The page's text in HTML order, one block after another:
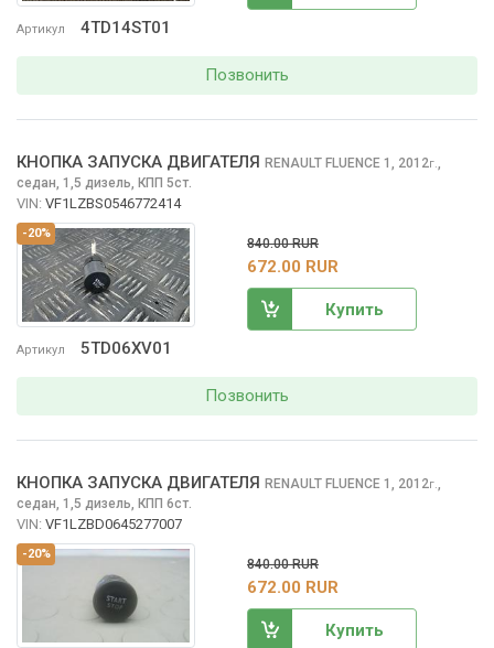
Артикул 4TD14ST01
Позвонить
-20%
Артикул 5TD06XV01
КНОПКА ЗАПУСКА ДВИГАТЕЛЯ RENAULT FLUENCE 1, 2012г.,
седан, 1,5 дизель, КПП 5ст.
VIN: VF1LZBS0546772414
840.00 RUR
672.00 RUR
Купить
Позвонить
-20%
КНОПКА ЗАПУСКА ДВИГАТЕЛЯ RENAULT FLUENCE 1, 2012г.,
седан, 1,5 дизель, КПП 6ст.
VIN: VF1LZBD0645277007
840.00 RUR
672.00 RUR
Купить